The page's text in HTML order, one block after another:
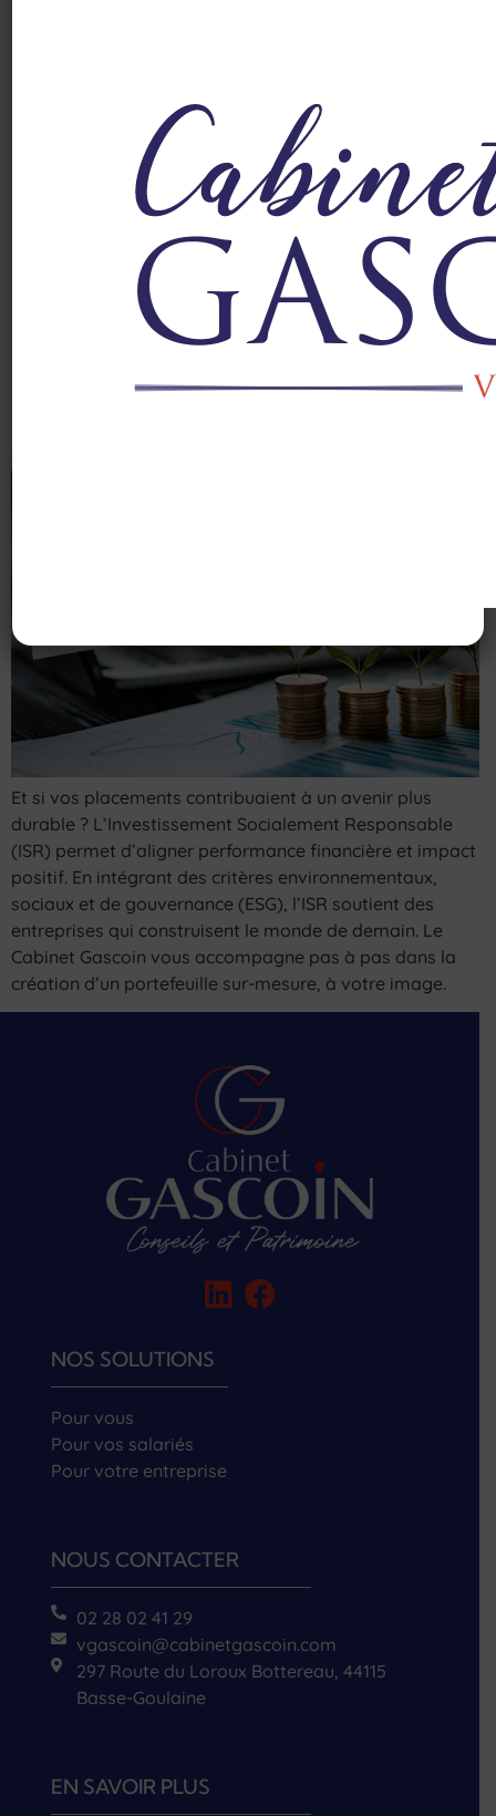
prévue par l’article 39 du CGI. Comparé à un placement
de trésorerie classique, le contrat IFC offre un […]
Investissement
Socialement
Responsable (ISR) :
Donnez du sens à vos
placements
Et si vos placements contribuaient à un avenir plus
durable ? L’Investissement Socialement Responsable
(ISR) permet d’aligner performance financière et impact
positif. En intégrant des critères environnementaux,
sociaux et de gouvernance (ESG), l’ISR soutient des
entreprises qui construisent le monde de demain. Le
Cabinet Gascoin vous accompagne pas à pas dans la
création d’un portefeuille sur-mesure, à votre image.
NOS SOLUTIONS
Pour vous
Pour vos salariés
Pour votre entreprise
NOUS CONTACTER
02 28 02 41 29
vgascoin@cabinetgascoin.com
297 Route du Loroux Bottereau, 44115
Basse-Goulaine
EN SAVOIR PLUS